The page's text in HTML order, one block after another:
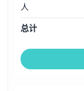
需要了解的事项
位置
人
总计